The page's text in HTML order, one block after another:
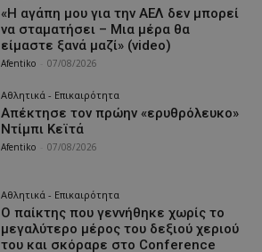
«Η αγάπη μου για την ΑΕΛ δεν μπορεί
να σταματήσει – Μια μέρα θα
είμαστε ξανά μαζί» (video)
Afentiko 07/08/2026
Αθλητικά - Επικαιρότητα
Απέκτησε τον πρώην «ερυθρόλευκο»
Ντίμπι Κεϊτά
Afentiko 07/08/2026
Αθλητικά - Επικαιρότητα
Ο παίκτης που γεννήθηκε χωρίς το
μεγαλύτερο μέρος του δεξιού χεριού
του και σκόραρε στο Conference